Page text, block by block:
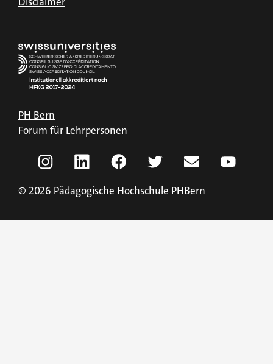
PH Bern
Forum für Lehrpersonen
© 2026 Pädagogische Hochschule PHBern